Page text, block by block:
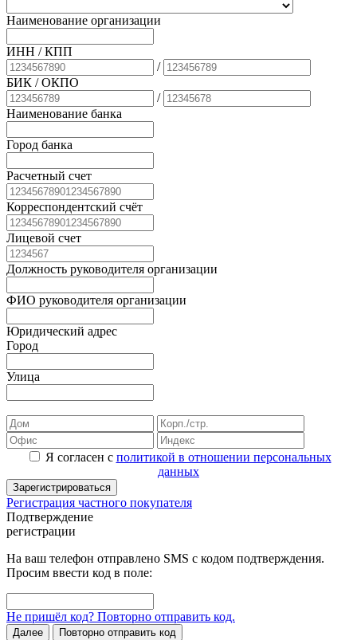
Наименование организации
ИНН / КПП
/
БИК / ОКПО
/
Наименование банка
Город банка
Расчетный счет
Корреспондентский счёт
Лицевой счет
Должность руководителя организации
ФИО руководителя организации
Юридический адрес
Город
Улица
Я согласен с политикой в отношении персональных
данных
Зарегистрироваться
Регистрация частного покупателя
Подтверждение
регистрации
На ваш телефон отправлено SMS с кодом подтверждения.
Просим ввести код в поле:
Не пришёл код? Повторно отправить код.
Далее Повторно отправить код